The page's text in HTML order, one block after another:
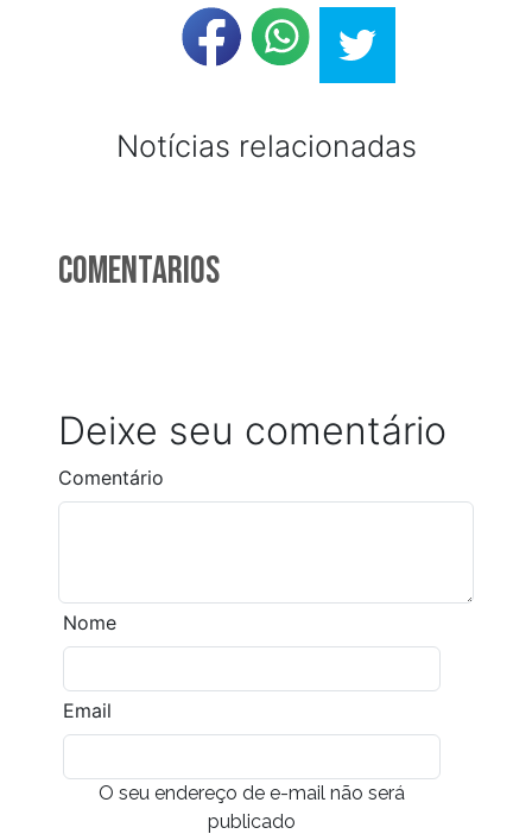
Notícias relacionadas
Comentarios
Deixe seu comentário
Comentário
Nome
Email
O seu endereço de e-mail não será
publicado